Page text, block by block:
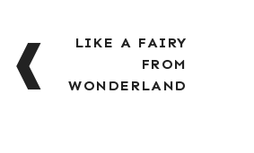
LIKE A FAIRY
FROM
WONDERLAND